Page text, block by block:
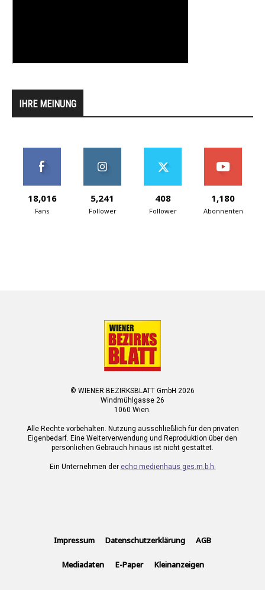
IHRE MEINUNG
18,016
Fans
5,241
Follower
408
Follower
1,180
Abonnenten
© WIENER BEZIRKSBLATT GmbH 2026
Windmühlgasse 26
1060 Wien.
Alle Rechte vorbehalten. Nutzung ausschließlich für den privaten
Eigenbedarf. Eine Weiterverwendung und Reproduktion über den
persönlichen Gebrauch hinaus ist nicht gestattet.
Ein Unternehmen der echo medienhaus ges.m.b.h.
Impressum Datenschutzerklärung AGB
Mediadaten E-Paper Kleinanzeigen